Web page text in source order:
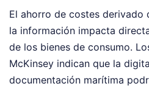
El ahorro de costes derivado
la información impacta
de los bienes de consumo.
McKinsey indican que la
documentación marítima